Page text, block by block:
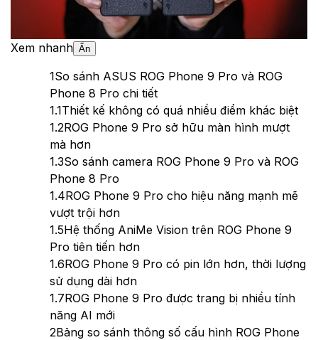
Xem nhanh Ẩn
1So sánh ASUS ROG Phone 9 Pro và ROG
Phone 8 Pro chi tiết
1.1Thiết kế không có quá nhiều điểm khác biệt
1.2ROG Phone 9 Pro sở hữu màn hình mượt
mà hơn
1.3So sánh camera ROG Phone 9 Pro và ROG
Phone 8 Pro
1.4ROG Phone 9 Pro cho hiệu năng mạnh mẽ
vượt trội hơn
1.5Hệ thống AniMe Vision trên ROG Phone 9
Pro tiên tiến hơn
1.6ROG Phone 9 Pro có pin lớn hơn, thời lượng
sử dụng dài hơn
1.7ROG Phone 9 Pro được trang bị nhiều tính
năng AI mới
2Bảng so sánh thông số cấu hình ROG Phone